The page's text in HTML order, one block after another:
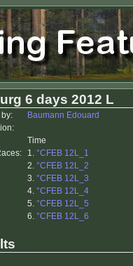
6 days 2012 L
Baumann Edouard
Time
1. °CFEB 12L_1
2. °CFEB 12L_2
3. °CFEB 12L_3
4. °CFEB 12L_4
5. °CFEB 12L_5
6. °CFEB 12L_6